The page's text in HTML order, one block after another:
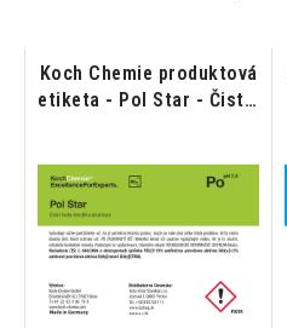
Koch Chemie produktová
etiketa - Pol Star - Čistič